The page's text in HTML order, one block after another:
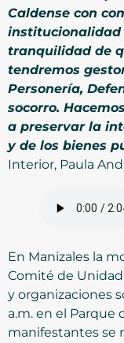
Caldense con
institucionalidad
tranquilidad de
tendremos
Personería,
socorro.
a preservar la
y de los bienes
Interior, Paula
En Manizales la
Comité de
y organizaciones
a.m. en el Parque
manifestantes se